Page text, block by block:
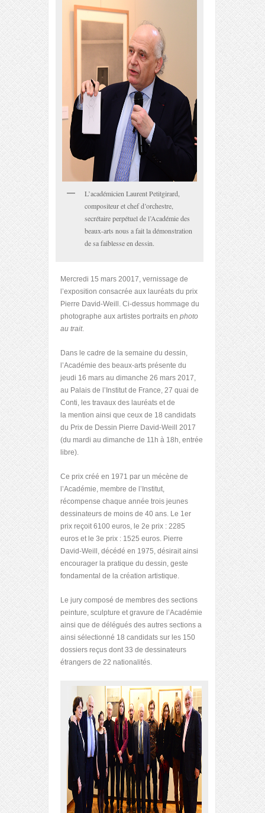
L’académicien Laurent Petitgirard,
compositeur et chef d’orchestre,
secrétaire perpétuel de l’Académie des
beaux-arts nous a fait la démonstration
de sa faiblesse en dessin.
Mercredi 15 mars 20017, vernissage de
l’exposition consacrée aux lauréats du prix
Pierre David-Weill. Ci-dessus hommage du
photographe aux artistes portraits en photo
au trait.
Dans le cadre de la semaine du dessin,
l’Académie des beaux-arts présente du
jeudi 16 mars au dimanche 26 mars 2017,
au Palais de l’Institut de France, 27 quai de
Conti, les travaux des lauréats et de
la mention ainsi que ceux de 18 candidats
du Prix de Dessin Pierre David-Weill 2017
(du mardi au dimanche de 11h à 18h, entrée
libre).
Ce prix créé en 1971 par un mécène de
l’Académie, membre de l’Institut,
récompense chaque année trois jeunes
dessinateurs de moins de 40 ans. Le 1er
prix reçoit 6100 euros, le 2e prix : 2285
euros et le 3e prix : 1525 euros. Pierre
David-Weill, décédé en 1975, désirait ainsi
encourager la pratique du dessin, geste
fondamental de la création artistique.
Le jury composé de membres des sections
peinture, sculpture et gravure de l’Académie
ainsi que de délégués des autres sections a
ainsi sélectionné 18 candidats sur les 150
dossiers reçus dont 33 de dessinateurs
étrangers de 22 nationalités.